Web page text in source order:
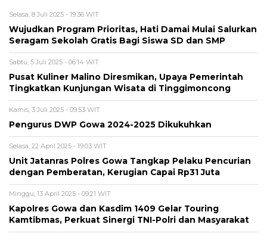
Selasa, 8 Juli 2025 - 19:36 WIT
Wujudkan Program Prioritas, Hati Damai Mulai Salurkan
Seragam Sekolah Gratis Bagi Siswa SD dan SMP
Sabtu, 5 Juli 2025 - 06:14 WIT
Pusat Kuliner Malino Diresmikan, Upaya Pemerintah
Tingkatkan Kunjungan Wisata di Tinggimoncong
Kamis, 3 Juli 2025 - 09:53 WIT
Pengurus DWP Gowa 2024-2025 Dikukuhkan
Selasa, 22 April 2025 - 19:03 WIT
Unit Jatanras Polres Gowa Tangkap Pelaku Pencurian
dengan Pemberatan, Kerugian Capai Rp31 Juta
Minggu, 13 April 2025 - 09:21 WIT
Kapolres Gowa dan Kasdim 1409 Gelar Touring
Kamtibmas, Perkuat Sinergi TNI-Polri dan Masyarakat